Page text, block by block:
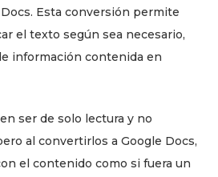
Esta conversión permite
el texto según sea necesario,
información contenida en
ser de solo lectura y no
al convertirlos a Google Docs,
el contenido como si fuera un